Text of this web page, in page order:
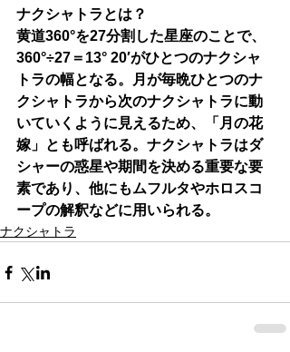
ナクシャトラとは？
黄道360°を27分割した星座のことで、
360°÷27＝13° 20′がひとつのナクシャ
トラの幅となる。月が毎晩ひとつのナ
クシャトラから次のナクシャトラに動
いていくように見えるため、「月の花
嫁」とも呼ばれる。ナクシャトラはダ
シャーの惑星や期間を決める重要な要
素であり、他にもムフルタやホロスコ
ープの解釈などに用いられる。
ナクシャトラ